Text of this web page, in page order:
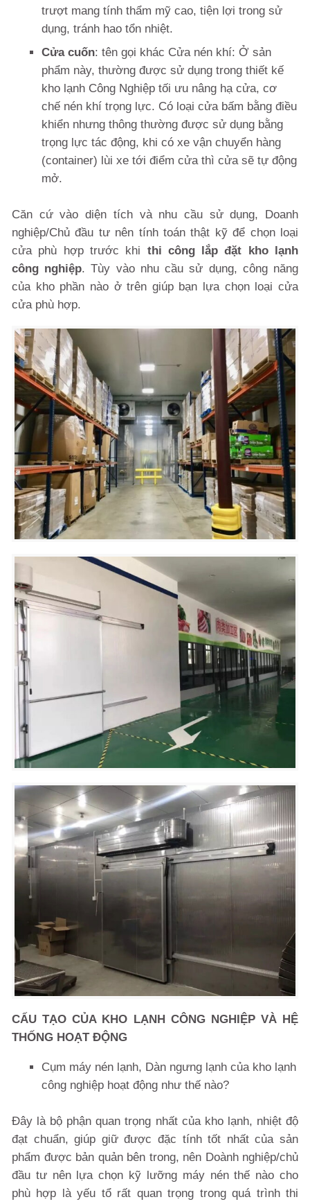
trượt mang tính thẩm mỹ cao, tiện lợi trong sử
dụng, tránh hao tổn nhiệt.
Cửa cuốn: tên gọi khác Cửa nén khí: Ở sản
phẩm này, thường được sử dụng trong thiết kế
kho lạnh Công Nghiệp tối ưu nâng hạ cửa, cơ
chế nén khí trọng lực. Có loại cửa bấm bằng điều
khiển nhưng thông thường được sử dụng bằng
trọng lực tác động, khi có xe vận chuyển hàng
(container) lùi xe tới điểm cửa thì cửa sẽ tự động
mở.
Căn cứ vào diện tích và nhu cầu sử dụng, Doanh
nghiệp/Chủ đầu tư nên tính toán thật kỹ để chọn loại
cửa phù hợp trước khi thi công lắp đặt kho lạnh
công nghiệp. Tùy vào nhu cầu sử dụng, công năng
của kho phần nào ở trên giúp bạn lựa chọn loại cửa
cửa phù hợp.
CẤU TẠO CỦA KHO LẠNH CÔNG NGHIỆP VÀ HỆ
THỐNG HOẠT ĐỘNG
Cụm máy nén lạnh, Dàn ngưng lạnh của kho lạnh
công nghiệp hoạt động như thế nào?
Đây là bộ phận quan trọng nhất của kho lạnh, nhiệt độ
đạt chuẩn, giúp giữ được đặc tính tốt nhất của sản
phẩm được bản quản bên trong, nên Doành nghiệp/chủ
đầu tư nên lựa chọn kỹ lưỡng máy nén thế nào cho
phù hợp là yếu tổ rất quan trọng trong quá trình thi